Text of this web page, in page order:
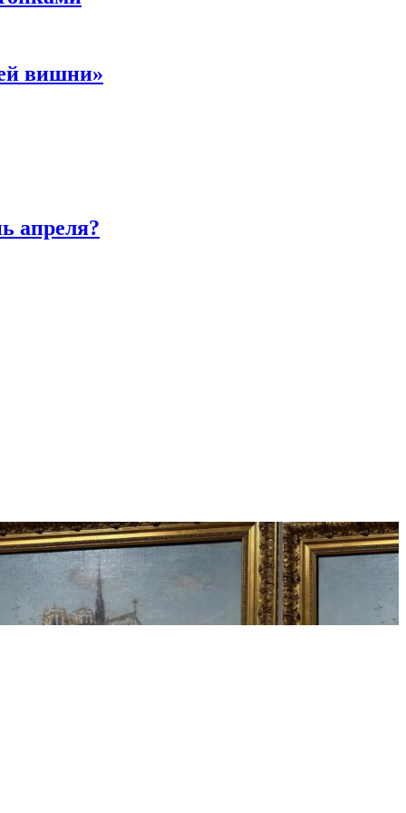
вишни»
апреля?